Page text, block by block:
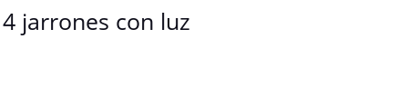
jarrones con luz